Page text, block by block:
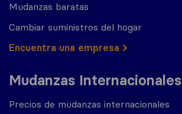
Mudanzas baratas
Cambiar suministros del hogar
Encuentra una empresa
Mudanzas Internacionales
Precios de mudanzas internacionales